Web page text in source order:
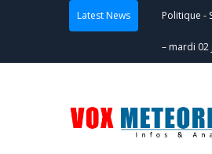
Latest News Politique -
– mardi 02
24h/24 et
Actualités -